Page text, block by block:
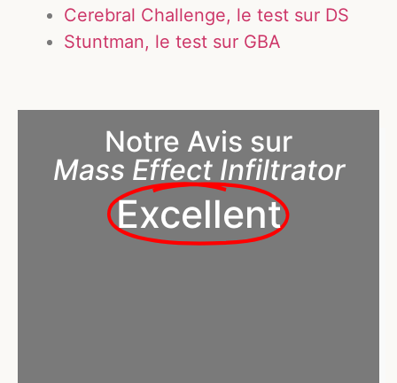
Cerebral Challenge, le test sur DS
Stuntman, le test sur GBA
Notre Avis sur
Mass Effect Infiltrator
Excellent